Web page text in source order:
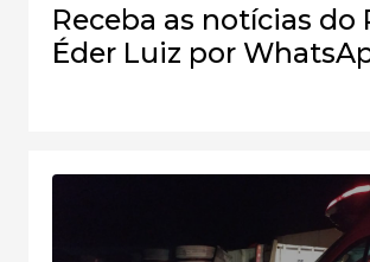
Receba as notícias do
Éder Luiz por